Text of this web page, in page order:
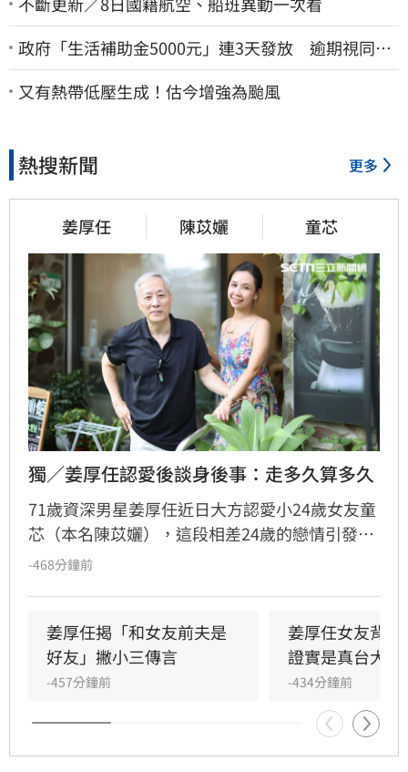
政府「生活補助金5000元」連3天發放 逾期視同放
棄
又有熱帶低壓生成！估今增強為颱風
熱搜新聞 更多
姜厚任 陳苡孋 童芯
獨／姜厚任認愛後談身後事：走多久算多久
71歲資深男星姜厚任近日大方認愛小24歲女友童
芯（本名陳苡孋），這段相差24歲的戀情引發熱
議。面對外界對年齡差距的擔憂，姜厚任受訪時
遺囑議題，他表示目前順其自然，尚未深入討
論。宋亭誼報導
-468分鐘前
姜厚任揭「和女友前夫是
好友」撇小三傳言
-457分鐘前
姜厚任女友背
證實是真台大畢
-434分鐘前